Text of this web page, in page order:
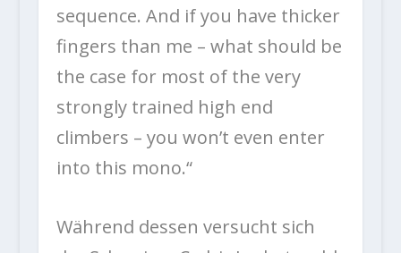
sequence. And if you have thicker
fingers than me – what should be
the case for most of the very
strongly trained high end
climbers – you won’t even enter
into this mono.“
Während dessen versucht sich